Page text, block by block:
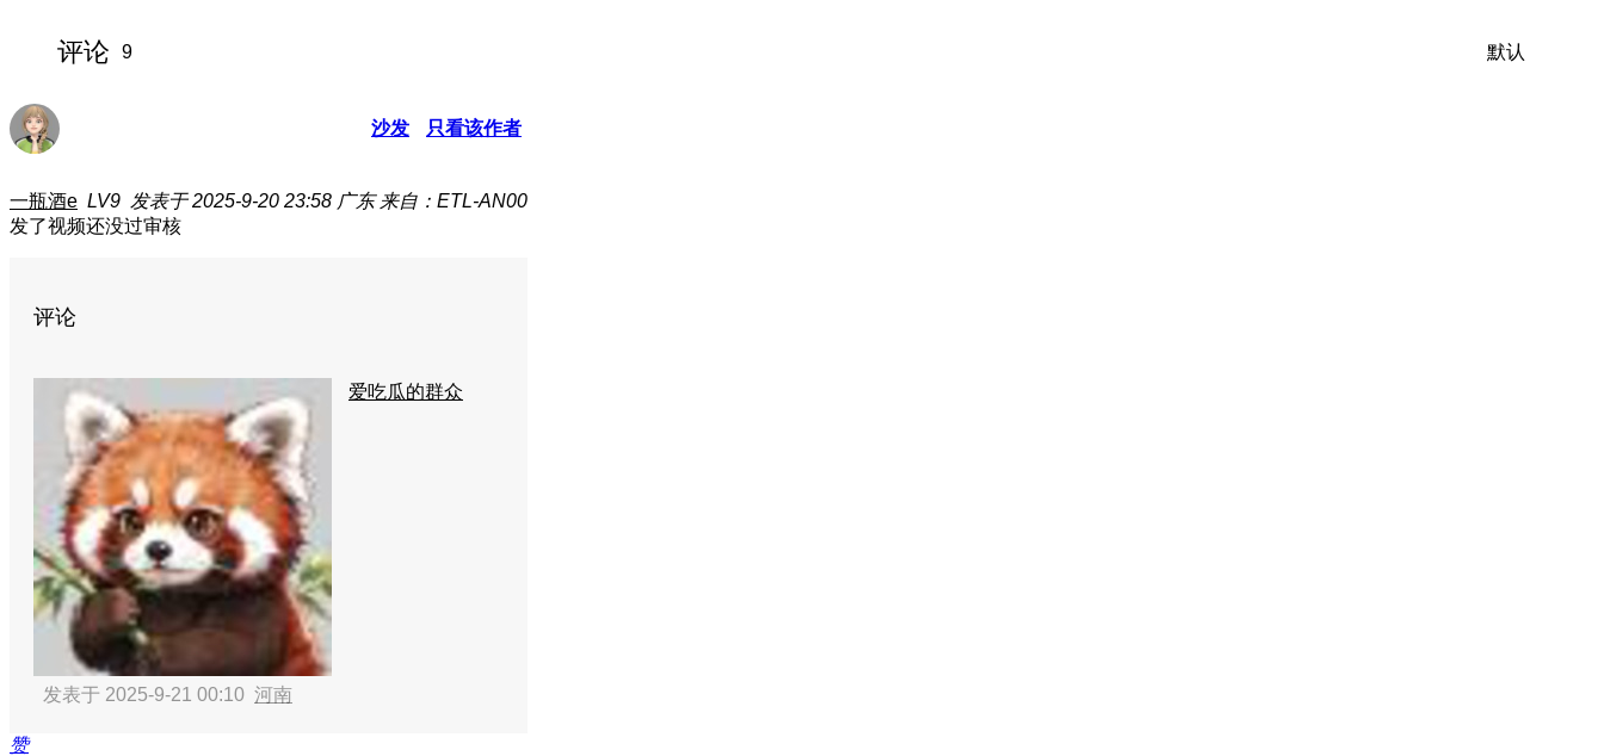
评论 9 默认
沙发 只看该作者
一瓶酒e LV9 发表于 2025-9-20 23:58 广东 来自：ETL-AN00
发了视频还没过审核
评论
爱吃瓜的群众
发表于 2025-9-21 00:10 河南
赞